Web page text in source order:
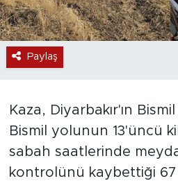
Paylaş
Kaza, Diyarbakır'ın
Bismil yolunun 13'üncü
sabah saatlerinde
kontrolünü kaybettiği 67
Turizm